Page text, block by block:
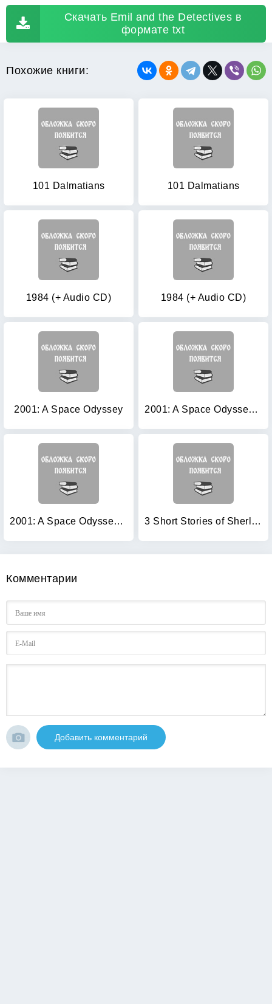
Скачать Emil and the Detectives в
формате txt
Похожие книги:
101 Dalmatians 101 Dalmatians
1984 (+ Audio CD) 1984 (+ Audio CD)
2001: A Space Odyssey 2001: A Space Odyssey (+ Audio CD)
2001: A Space Odyssey (+ Audio CD) 3 Short Stories of Sherlock Holmes (+ Audio CD)
Комментарии